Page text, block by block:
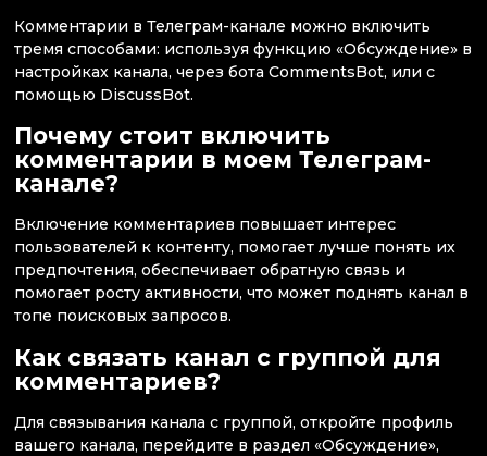
Комментарии в Телеграм-канале можно включить
тремя способами: используя функцию «Обсуждение» в
настройках канала, через бота CommentsBot, или с
помощью DiscussBot.
Почему стоит включить
комментарии в моем Телеграм-
канале?
Включение комментариев повышает интерес
пользователей к контенту, помогает лучше понять их
предпочтения, обеспечивает обратную связь и
помогает росту активности, что может поднять канал в
топе поисковых запросов.
Как связать канал с группой для
комментариев?
Для связывания канала с группой, откройте профиль
вашего канала, перейдите в раздел «Обсуждение»,